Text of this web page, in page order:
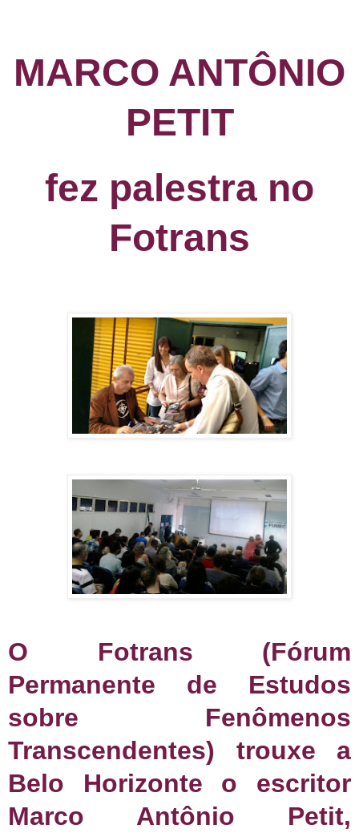
MARCO ANTÔNIO
PETIT
fez palestra no
Fotrans
O Fotrans (Fórum
Permanente de Estudos
sobre Fenômenos
Transcendentes) trouxe a
Belo Horizonte o escritor
Marco Antônio Petit,